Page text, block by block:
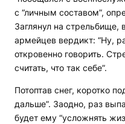
с “личным составом”,
Заглянул на стрельбище,
армейцев вердикт: “Ну,
откровенно говорить.
считать, что так себе”.
Потоптав снег, коротко
дальше”. Заодно, раз
будет ему “усложнять